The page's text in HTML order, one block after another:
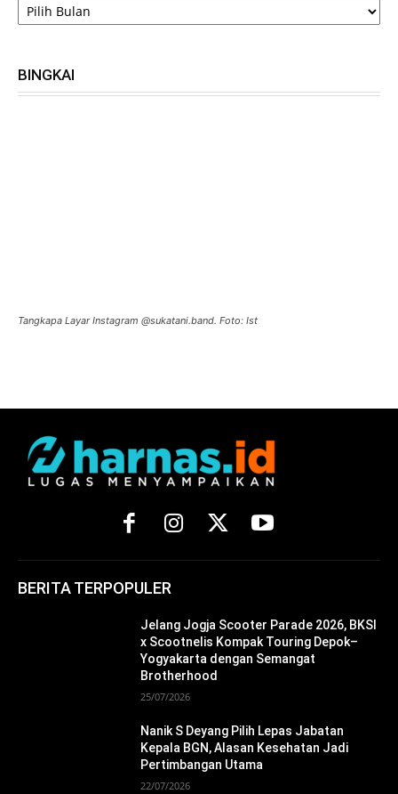
BINGKAI
Tangkapa Layar Instagram @sukatani.band. Foto: Ist
BERITA TERPOPULER
Jelang Jogja Scooter Parade 2026, BKSI
x Scootnelis Kompak Touring Depok–
Yogyakarta dengan Semangat
Brotherhood
25/07/2026
Nanik S Deyang Pilih Lepas Jabatan
Kepala BGN, Alasan Kesehatan Jadi
Pertimbangan Utama
22/07/2026